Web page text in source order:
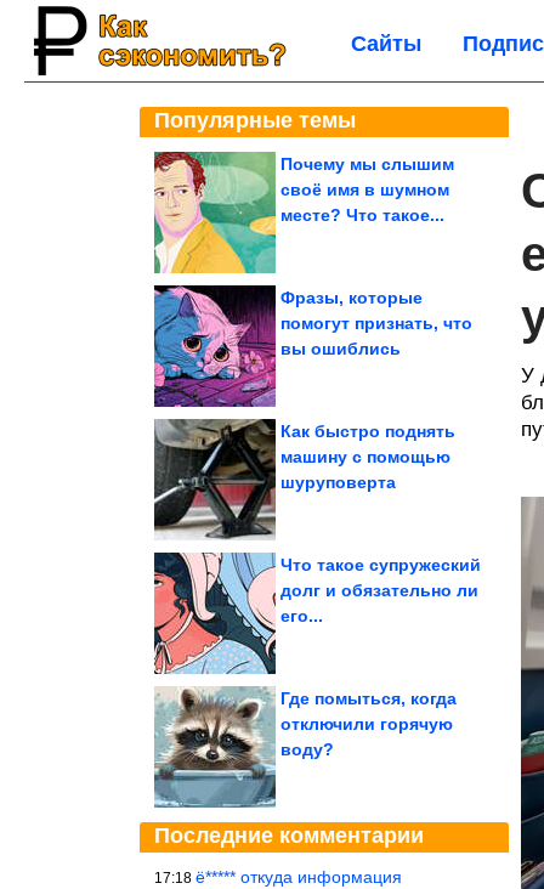
Сайты
Популярные темы
Почему мы слышим
своё имя в шумном
месте? Что такое...
Фразы, которые
помогут признать, что
вы ошиблись
Как быстро поднять
машину с помощью
шуруповерта
Что такое супружеский
долг и обязательно ли
его...
Где помыться, когда
отключили горячую
воду?
Последние комментарии
17:18 ё***** откуда информация
У